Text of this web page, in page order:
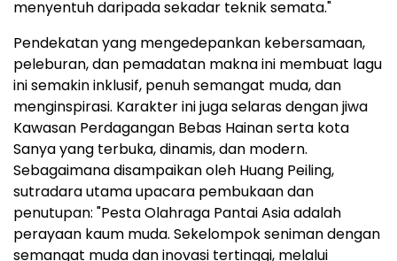
menyentuh daripada sekadar teknik semata."
Pendekatan yang mengedepankan kebersamaan,
peleburan, dan pemadatan makna ini membuat lagu
ini semakin inklusif, penuh semangat muda, dan
menginspirasi. Karakter ini juga selaras dengan jiwa
Kawasan Perdagangan Bebas Hainan serta kota
Sanya yang terbuka, dinamis, dan modern.
Sebagaimana disampaikan oleh Huang Peiling,
sutradara utama upacara pembukaan dan
penutupan: "Pesta Olahraga Pantai Asia adalah
perayaan kaum muda. Sekelompok seniman dengan
semangat muda dan inovasi tertinggi, melalui